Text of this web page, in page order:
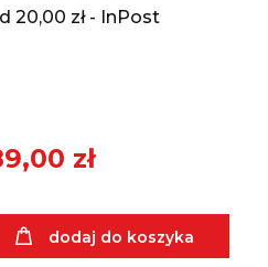
20,00 zł - InPost
zł
dodaj do koszyka